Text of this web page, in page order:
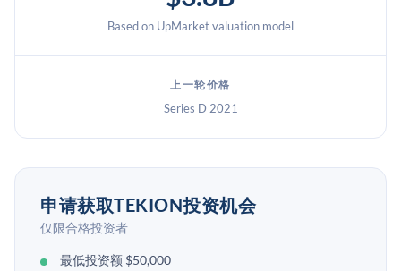
Based on UpMarket valuation model
上一轮价格
Series D 2021
申请获取TEKION投资机会
仅限合格投资者
最低投资额 $50,000